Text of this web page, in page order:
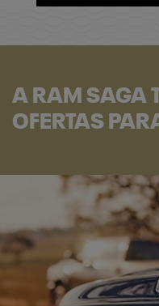
A RAM SAGA
OFERTAS